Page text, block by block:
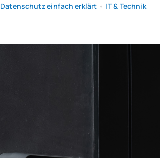
Datenschutz einfach erklärt • IT & Technik